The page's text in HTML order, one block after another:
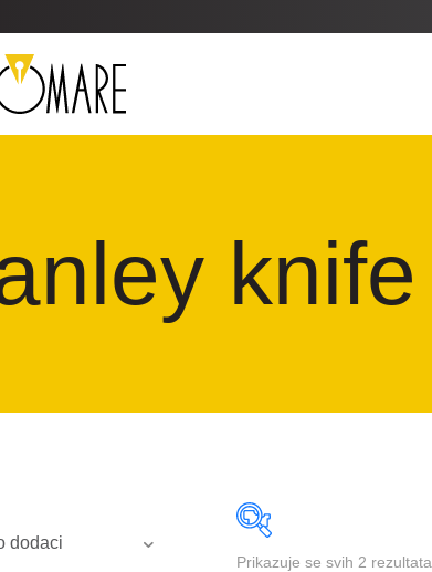
knife
dodaci
Prikazuje se svih 2 rezultata